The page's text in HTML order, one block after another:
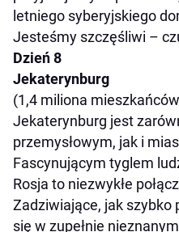
letniego syberyjskiego
Jesteśmy szczęśliwi –
Dzień 8
Jekaterynburg
(1,4 miliona
Jekaterynburg jest
przemysłowym, jak i
Fascynującym tyglem
Rosja to niezwykłe
Zadziwiające, jak
się w zupełnie